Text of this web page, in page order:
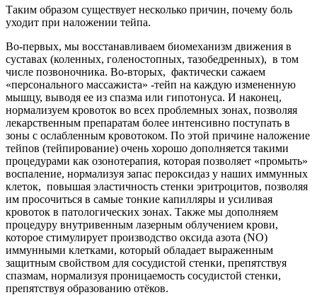
Таким образом существует несколько причин, почему боль
уходит при наложении тейпа.
Во-первых, мы восстанавливаем биомеханизм движения в
суставах (коленных, голеностопных, тазобедренных), в том
числе позвоночника. Во-вторых, фактически сажаем
«персонального массажиста» -тейп на каждую измененную
мышцу, выводя ее из спазма или гипотонуса. И наконец,
нормализуем кровоток во всех проблемных зонах, позволяя
лекарственным препаратам более интенсивно поступать в
зоны с ослабленным кровотоком. По этой причине наложение
тейпов (тейпирование) очень хорошо дополняется такими
процедурами как озонотерапия, которая позволяет «промыть»
воспаление, нормализуя запас пероксидаз у наших иммунных
клеток, повышая эластичность стенки эритроцитов, позволяя
им просочиться в самые тонкие капилляры и усиливая
кровоток в патологических зонах. Также мы дополняем
процедуру внутривенным лазерным облучением крови,
которое стимулирует производство оксида азота (NO)
иммунными клетками, который обладает выраженным
защитным свойством для сосудистой стенки, препятствуя
спазмам, нормализуя проницаемость сосудистой стенки,
препятствуя образованию отёков.